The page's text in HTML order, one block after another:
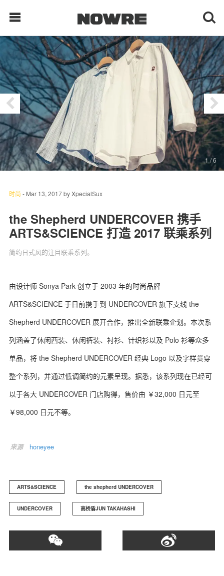
每日鲜榨
现客视点
每日栏目
时 尚
球 鞋
生 活
科 技
1 / 6
时尚 - Mar 13, 2017byXpecialSux
the Shepherd UNDERCOVER 携手
ARTS&SCIENCE 打造 2017 联乘系列
简约日式风的注目联乘系列。
由设计师 Sonya Park 创立于 2003 年的时尚品牌
ARTS&SCIENCE 于日前携手到 UNDERCOVER 旗下支线 the
Shepherd UNDERCOVER 展开合作，推出全新联乘企划。本次系
列涵盖了休闲西装、休闲裤装、衬衫、针织衫以及 Polo 衫等众多
单品，将 the Shepherd UNDERCOVER 经典 Logo 以及字样贯穿
整个系列，并通过低调简约的元素呈现。据悉，该系列现在已经可
以于各大 UNDERCOVER 门店购得，售价由 ￥32,000 日元至
￥98,000 日元不等。
来源 honeyee
ARTS&SCIENCE the shepherd UNDERCOVER
UNDERCOVER 高桥盾JUN TAKAHASHI